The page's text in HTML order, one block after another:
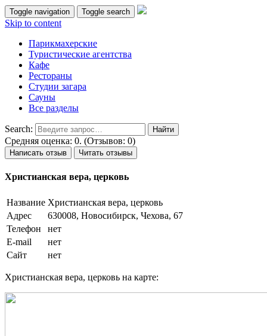
Toggle navigation Toggle search
Skip to content
Парикмахерские
Туристические агентства
Кафе
Рестораны
Студии загара
Сауны
Все разделы
Search:
Средняя оценка: 0. (Отзывов: 0)
Написать отзыв Читать отзывы
Христианская вера, церковь
Название Христианская вера, церковь
Адрес
630008, Новосибирск, Чехова, 67
Телефон
нет
E-mail
нет
Сайт
нет
Христианская вера, церковь на карте: